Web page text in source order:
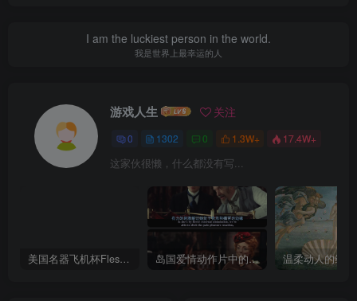
I am the luckiest person in the world.
我是世界上最幸运的人
游戏人生 关注
0 1302 0 1.3W+ 17.4W+
这家伙很懒，什么都没有写...
美国名器飞机杯Fleshlight 【Quickshot-Vantage 双头飞机杯】完全评测 岛国爱情动作片中的AV棒到底有多猛？成人用品震动棒的发展史！